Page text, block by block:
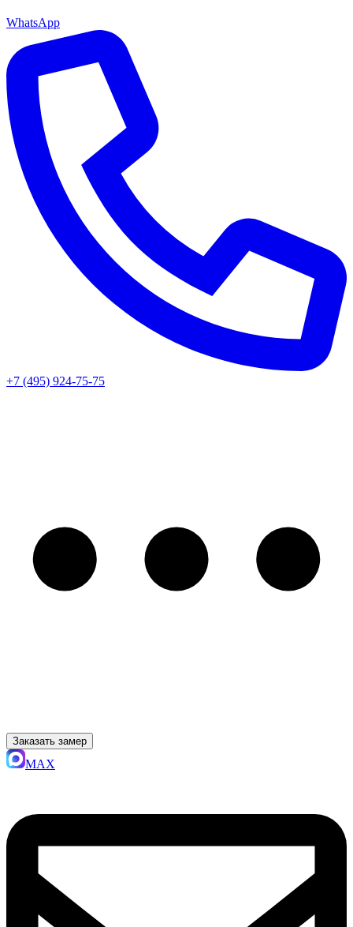
WhatsApp
+7 (495) 924-75-75
Заказать замер
MAX